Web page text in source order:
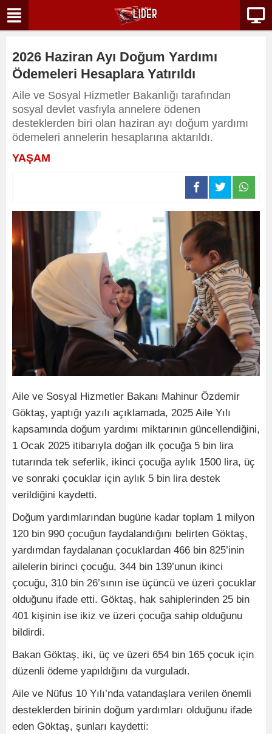
2026 Haziran Ayı Doğum Yardımı
Ödemeleri Hesaplara Yatırıldı
Aile ve Sosyal Hizmetler Bakanlığı tarafından
sosyal devlet vasfıyla annelere ödenen
desteklerden biri olan haziran ayı doğum yardımı
ödemeleri annelerin hesaplarına aktarıldı.
YAŞAM
Aile ve Sosyal Hizmetler Bakanı Mahinur Özdemir
Göktaş, yaptığı yazılı açıklamada, 2025 Aile Yılı
kapsamında doğum yardımı miktarının güncellendiğini,
1 Ocak 2025 itibarıyla doğan ilk çocuğa 5 bin lira
tutarında tek seferlik, ikinci çocuğa aylık 1500 lira, üç
ve sonraki çocuklar için aylık 5 bin lira destek
verildiğini kaydetti.
Doğum yardımlarından bugüne kadar toplam 1 milyon
120 bin 990 çocuğun faydalandığını belirten Göktaş,
yardımdan faydalanan çocuklardan 466 bin 825’inin
ailelerin birinci çocuğu, 344 bin 139’unun ikinci
çocuğu, 310 bin 26’sının ise üçüncü ve üzeri çocuklar
olduğunu ifade etti. Göktaş, hak sahiplerinden 25 bin
401 kişinin ise ikiz ve üzeri çocuğa sahip olduğunu
bildirdi.
Bakan Göktaş, iki, üç ve üzeri 654 bin 165 çocuk için
düzenli ödeme yapıldığını da vurguladı.
Aile ve Nüfus 10 Yılı’nda vatandaşlara verilen önemli
desteklerden birinin doğum yardımları olduğunu ifade
eden Göktaş, şunları kaydetti: